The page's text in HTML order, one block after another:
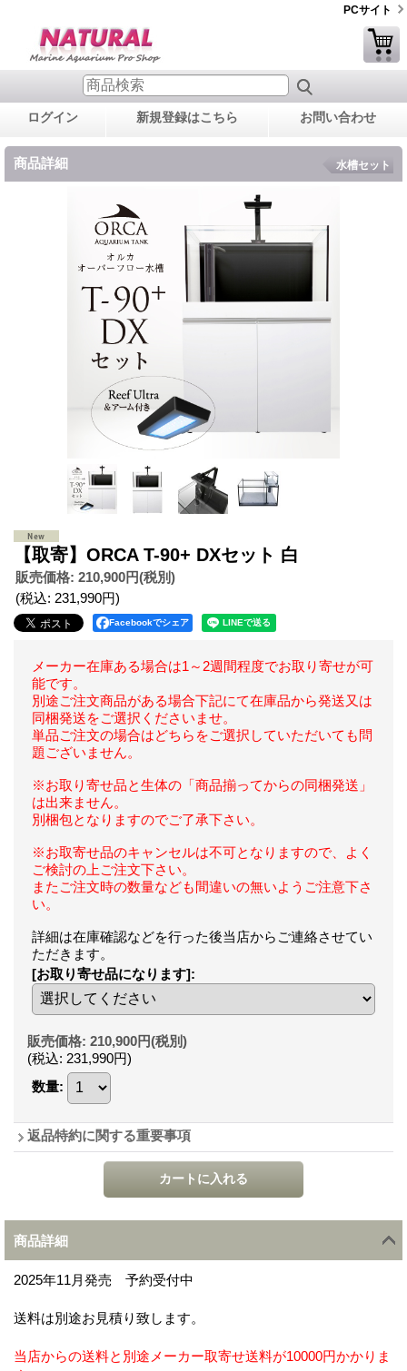
PCサイト
ログイン 新規登録はこちら お問い合わせ
商品詳細 水槽セット
【取寄】ORCA T-90+ DXセット 白
販売価格: 210,900円(税別)
(税込: 231,990円)
Facebookでシェア
メーカー在庫ある場合は1～2週間程度でお取り寄せが可
能です。
別途ご注文商品がある場合下記にて在庫品から発送又は
同梱発送をご選択くださいませ。
単品ご注文の場合はどちらをご選択していただいても問
題ございません。
※お取り寄せ品と生体の「商品揃ってからの同梱発送」
は出来ません。
別梱包となりますのでご了承下さい。
※お取寄せ品のキャンセルは不可となりますので、よく
ご検討の上ご注文下さい。
またご注文時の数量なども間違いの無いようご注意下さ
い。
詳細は在庫確認などを行った後当店からご連絡させてい
ただきます。
[お取り寄せ品になります]:
販売価格: 210,900円(税別)
(税込: 231,990円)
数量:
返品特約に関する重要事項
商品詳細
2025年11月発売 予約受付中
送料は別途お見積り致します。
当店からの送料と別途メーカー取寄せ送料が10000円かかりま